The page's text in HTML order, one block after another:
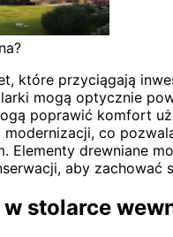
które przyciągają
mogą optycznie
poprawić komfort
co
Elementy drewniane
aby
stolarce